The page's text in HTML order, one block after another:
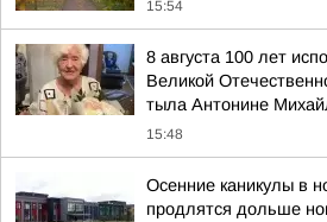
15:54
8 августа 100 лет
Великой
тыла Антонине
15:48
Осенние каникулы в
продлятся дольше